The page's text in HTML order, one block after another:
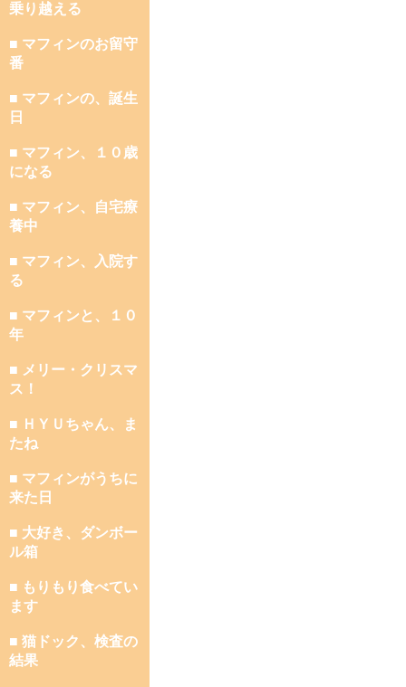
乗り越える
■ マフィンのお留守
番
■ マフィンの、誕生
日
■ マフィン、１０歳
になる
■ マフィン、自宅療
養中
■ マフィン、入院す
る
■ マフィンと、１０
年
■ メリー・クリスマ
ス！
■ ＨＹＵちゃん、ま
たね
■ マフィンがうちに
来た日
■ 大好き、ダンボー
ル箱
■ もりもり食べてい
ます
■ 猫ドック、検査の
結果